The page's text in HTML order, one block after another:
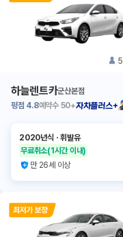
5
하늘렌트카군산본점
평점 4.8예약수 50+자차플러스+
2020년식 ㆍ휘발유
무료취소(1시간 이내)
만 26세 이상